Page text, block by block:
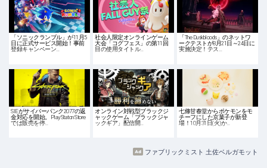
「ソニックランブル」が11月5
日に正式サービス開始！事前
登録キャンペーン…
社会人限定オンラインゲーム
大会「コグフェス」の第11回
目の使用タイトル…
「The Duskbloods」のネットワ
ークテストが8月21日～24日に
実施決定！テス…
SIEがサイバーパンク2077の返
金対応を開始。PlayStaton Store
では販売を停…
オンライン対戦型ブラックジ
ャックゲーム「ブラックジャ
ックギア」配信開…
七條甘春堂からポケモンをモ
チーフにした京菓子が新登
場！10月31日(火)か…
ファブリックミスト 土佐ベルガモット